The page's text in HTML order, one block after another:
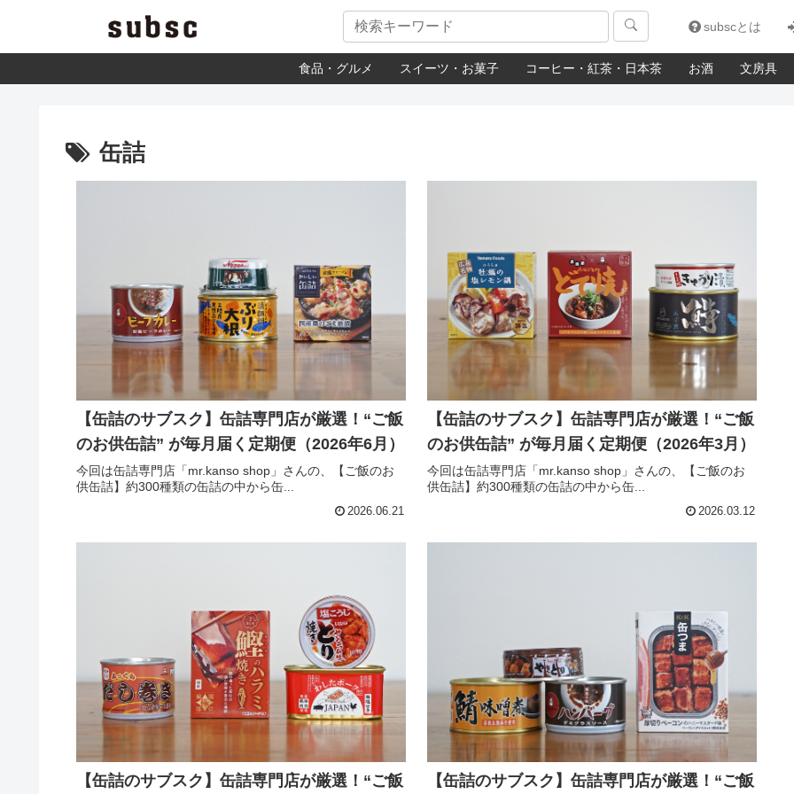
subscとは
食品・グルメ スイーツ・お菓子 コーヒー・紅茶・日本茶 お酒 文房具
缶詰
【缶詰のサブスク】缶詰専門店が厳選！“ご飯
のお供缶詰” が毎月届く定期便（2026年6月）
今回は缶詰専門店「mr.kanso shop」さんの、【ご飯のお
供缶詰】約300種類の缶詰の中から缶...
2026.06.21
【缶詰のサブスク】缶詰専門店が厳選！“ご飯
のお供缶詰” が毎月届く定期便（2026年3月）
今回は缶詰専門店「mr.kanso shop」さんの、【ご飯のお
供缶詰】約300種類の缶詰の中から缶...
2026.03.12
【缶詰のサブスク】缶詰専門店が厳選！“ご飯 【缶詰のサブスク】缶詰専門店が厳選！“ご飯